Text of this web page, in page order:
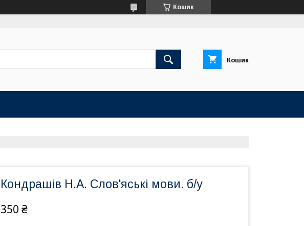
Кошик
Кошик
Кондрашів Н.А. Слов'яські мови. б/у
350 ₴